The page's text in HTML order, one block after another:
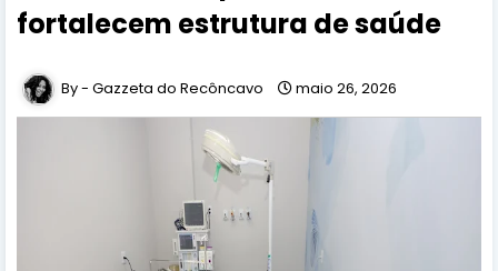
fortalecem estrutura de saúde
Gazzeta do Recôncavo maio 26, 2026